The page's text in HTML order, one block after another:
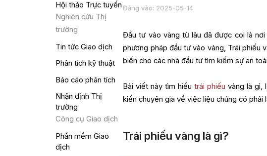
Hội thảo Trực tuyến
Nghiên cứu Thị
trường
Tin tức Giao dịch
Phân tích kỹ thuật
Báo cáo phân tích
Nhận định Thị
trường
Công cụ Giao dịch
Phần mềm Giao
dịch
Đăng vào: 2025-05-14
Đầu tư vào vàng từ lâu đã được coi là
phương pháp đầu tư vào vàng, Trái phiếu
biến cho các nhà đầu tư tìm kiếm sự an
Bài viết này tìm hiểutrái phiếu vàng là gì,
kiến chuyên gia về việc liệu chúng có
Trái phiếu vàng là gì?